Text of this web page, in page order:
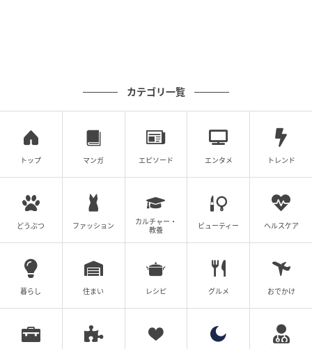
まる”という稀有な体験そのものが、このホテル最大の
魅力だ。
刻々と表情を変える、重厚にして繊細な建築
カテゴリ一覧
トップ マンガ エピソード エンタメ トレンド
どうぶつ ファッション
カルチャー・
教養
ビューティー ヘルスケア
暮らし 住まい レシピ グルメ おでかけ